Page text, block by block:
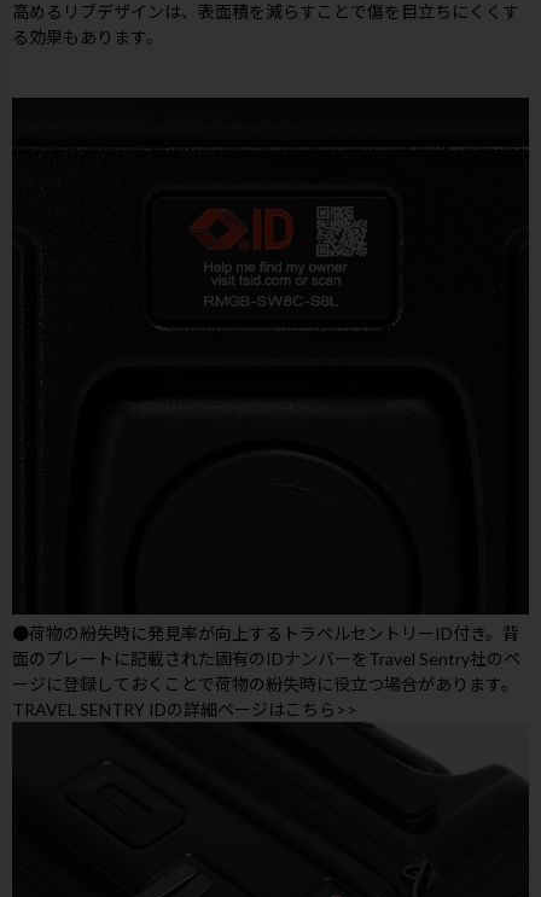
高めるリブデザインは、表面積を減らすことで傷を目立ちにくくす
る効果もあります。
●荷物の紛失時に発見率が向上するトラベルセントリーID付き。背
面のプレートに記載された固有のIDナンバーをTravel Sentry社のペ
ージに登録しておくことで荷物の紛失時に役立つ場合があります。
TRAVEL SENTRY IDの詳細ページはこちら>>